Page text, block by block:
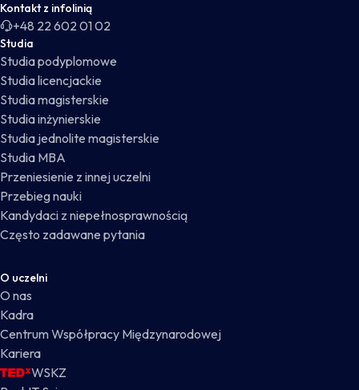
Kontakt z infolinią
+48 22 602 01 02
Studia
Studia podyplomowe
Studia licencjackie
Studia magisterskie
Studia inżynierskie
Studia jednolite magisterskie
Studia MBA
Przeniesienie z innej uczelni
Przebieg nauki
Kandydaci z niepełnosprawnością
Często zadawane pytania
O uczelni
O nas
Kadra
Centrum Współpracy Międzynarodowej
Kariera
WSKZ